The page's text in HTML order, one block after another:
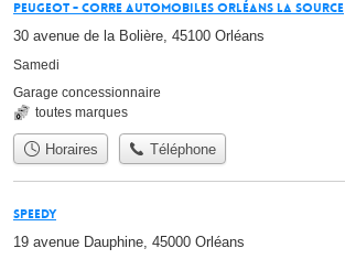
PEUGEOT - CORRE AUTOMOBILES Orléans la Source
30 avenue de la Bolière, 45100 Orléans
Samedi
Garage concessionnaire
toutes marques
Horaires Téléphone
Speedy
19 avenue Dauphine, 45000 Orléans